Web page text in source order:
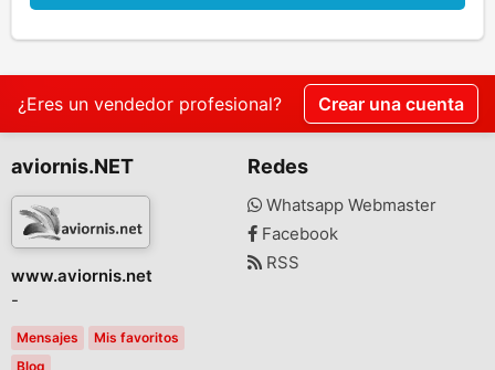
¿Eres un vendedor profesional? Crear una cuenta
aviornis.NET
www.aviornis.net
-
Mensajes
Mis favoritos
Blog
Redes
Whatsapp Webmaster
Facebook
RSS